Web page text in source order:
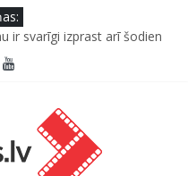
ir svarīgi izprast arī šodien
4,2 miljonus eiro
atjaunot Jašas upes
intelekta laikmetu